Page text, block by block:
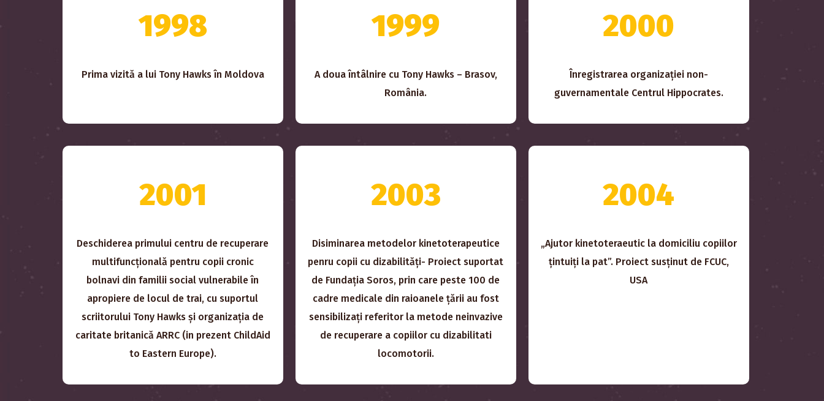
1998
Prima vizită a lui Tony Hawks în Moldova
1999
A doua întâlnire cu Tony Hawks – Brasov,
România.
2000
Înregistrarea organizației non-
guvernamentale Centrul Hippocrates.
2001
Deschiderea primului centru de recuperare
multifuncțională pentru copii cronic
bolnavi din familii social vulnerabile în
apropiere de locul de trai, cu suportul
scriitorului Tony Hawks și organizația de
caritate britanică ARRC (in prezent ChildAid
to Eastern Europe).
2003
Disiminarea metodelor kinetoterapeutice
penru copii cu dizabilități- Proiect suportat
de Fundația Soros, prin care peste 100 de
cadre medicale din raioanele țării au fost
sensibilizați referitor la metode neinvazive
de recuperare a copiilor cu dizabilitati
locomotorii.
2004
„Ajutor kinetoteraeutic la domiciliu copiilor
țintuiți la pat”. Proiect susținut de FCUC,
USA